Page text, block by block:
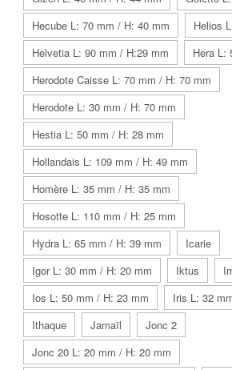
Hecube L: 70 mm / H: 40 mm
Helios
Helvetia L: 90 mm / H:29 mm
Hera L:
Herodote Caisse L: 70 mm / H: 70 mm
Herodote L: 30 mm / H: 70 mm
Hestia L: 50 mm / H: 28 mm
Hollandais L: 109 mm / H: 49 mm
Homère L: 35 mm / H: 35 mm
Hosotte L: 110 mm / H: 25 mm
Hydra L: 65 mm / H: 39 mm
Icarie
Igor L: 30 mm / H: 20 mm
Iktus
Ios L: 50 mm / H: 23 mm
Iris L: 32
Ithaque
Jamaïl
Jonc 2
Jonc 20 L: 20 mm / H: 20 mm